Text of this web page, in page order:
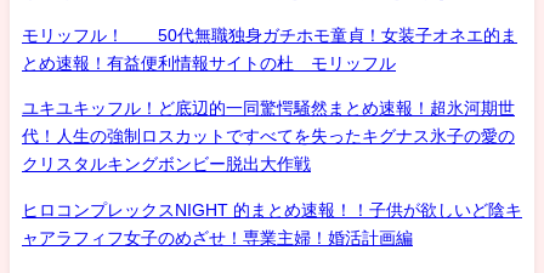
モリッフル！ 50代無職独身ガチホモ童貞！女装子オネエ的ま
とめ速報！有益便利情報サイトの杜 モリッフル
ユキユキッフル！ど底辺的一同驚愕騒然まとめ速報！超氷河期世
代！人生の強制ロスカットですべてを失ったキグナス氷子の愛の
クリスタルキングボンビー脱出大作戦
ヒロコンプレックスNIGHT 的まとめ速報！！子供が欲しいど陰キ
ャアラフィフ女子のめざせ！専業主婦！婚活計画編